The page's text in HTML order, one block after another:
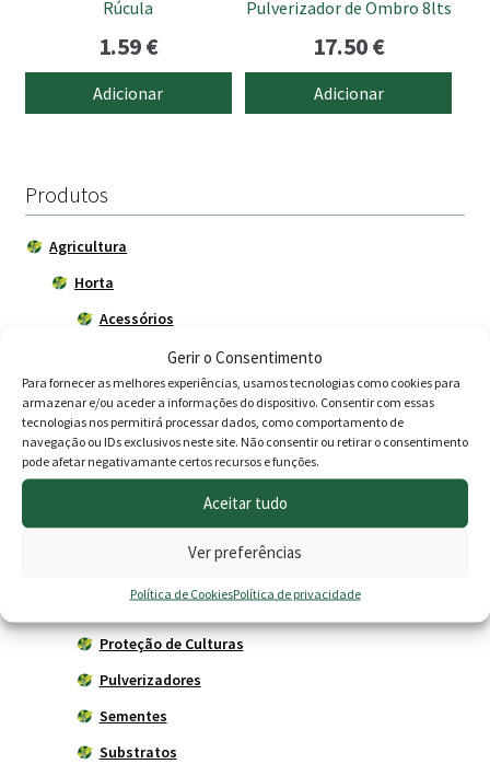
Gerir o Consentimento
Para fornecer as melhores experiências, usamos tecnologias como cookies para
armazenar e/ou aceder a informações do dispositivo. Consentir com essas
tecnologias nos permitirá processar dados, como comportamento de
navegação ou IDs exclusivos neste site. Não consentir ou retirar o consentimento
pode afetar negativamante certos recursos e funções.
Aceitar tudo
Ver preferências
Política de CookiesPolítica de privacidade
Rúcula
1.59€
Adicionar
Pulverizador de Ombro 8lts
17.50€
Adicionar
Produtos
Agricultura
Horta
Acessórios
Adubadores
Adubos
Carros de mão
Ferramentas Agrícolas
Proteção de Culturas
Pulverizadores
Sementes
Substratos